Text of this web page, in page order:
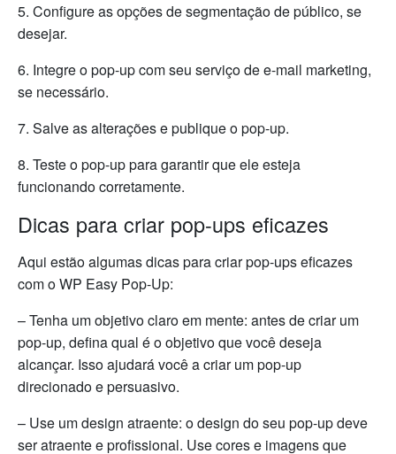
5. Configure as opções de segmentação de público, se
desejar.
6. Integre o pop-up com seu serviço de e-mail marketing,
se necessário.
7. Salve as alterações e publique o pop-up.
8. Teste o pop-up para garantir que ele esteja
funcionando corretamente.
Dicas para criar pop-ups eficazes
Aqui estão algumas dicas para criar pop-ups eficazes
com o WP Easy Pop-Up:
– Tenha um objetivo claro em mente: antes de criar um
pop-up, defina qual é o objetivo que você deseja
alcançar. Isso ajudará você a criar um pop-up
direcionado e persuasivo.
– Use um design atraente: o design do seu pop-up deve
ser atraente e profissional. Use cores e imagens que